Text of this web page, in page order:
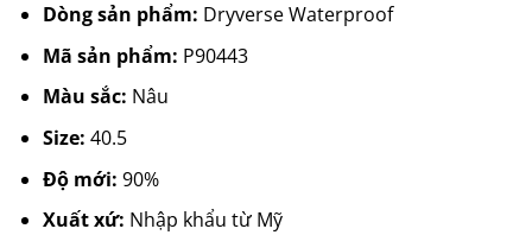
Dòng sản phẩm: Dryverse Waterproof
Mã sản phẩm: P90443
Màu sắc: Nâu
Size: 40.5
Độ mới: 90%
Xuất xứ: Nhập khẩu từ Mỹ